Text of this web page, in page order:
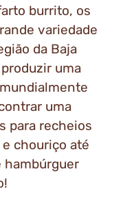
burrito, os
variedade
da Baja
uma
uma
para recheios
chouriço até
hambúrguer